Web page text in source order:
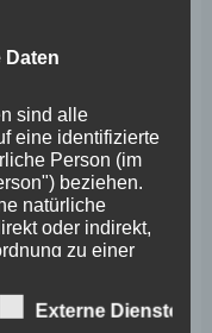
sind alle
eine identifizierte
Person (im
beziehen.
natürliche
oder indirekt,
zu einer
zu einer
oder
Externe Dienste